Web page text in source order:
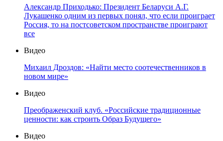
Александр Приходько: Президент Беларуси А.Г.
Лукашенко одним из первых понял, что если проиграет
Россия, то на постсоветском пространстве проиграют
все
Видео
Михаил Дроздов: «Найти место соотечественников в
новом мире»
Видео
Преображенский клуб. «Российские традиционные
ценности: как строить Образ Будущего»
Видео